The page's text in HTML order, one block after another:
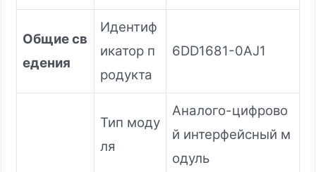
Общие св
едения
Идентиф
икатор п
родукта
6DD1681-0AJ1
Тип моду
ля
Аналого-цифрово
й интерфейсный м
одуль